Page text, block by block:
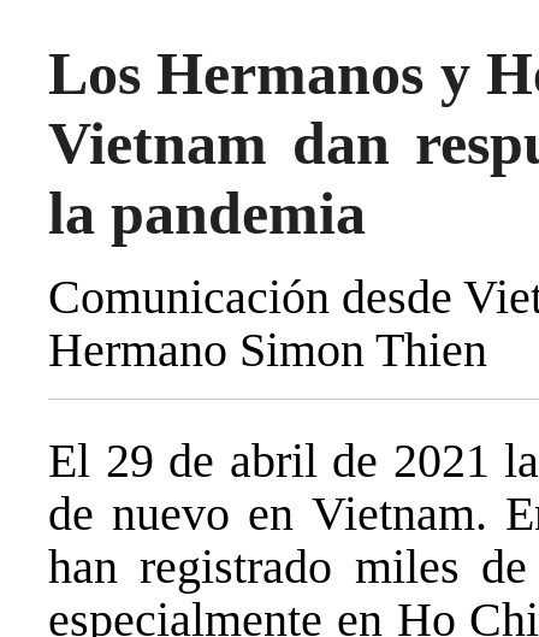
Los Hermanos y
Vietnam dan
la pandemia
Comunicación desde
Hermano Simon Thien
El 29 de abril de 2021
de nuevo en Vietnam.
han registrado miles
especialmente en Ho